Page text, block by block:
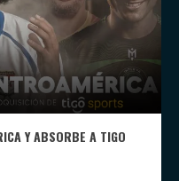
Y ABSORBE A TIGO